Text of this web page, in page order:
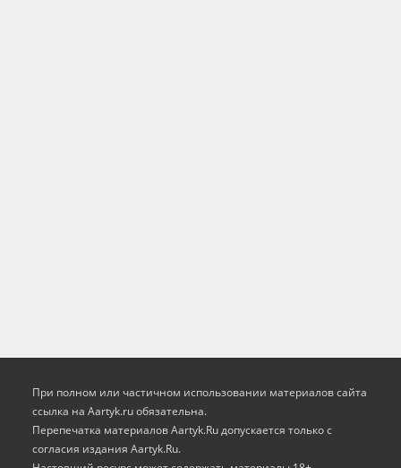
При полном или частичном использовании материалов сайта
ссылка на Aartyk.ru oбязательна.
Перепечатка материалов Aartyk.Ru допускается только с
согласия издания Aartyk.Ru.